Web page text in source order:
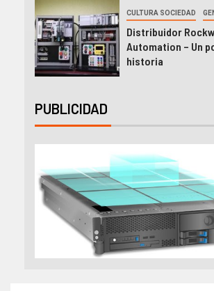
CULTURA SOCIEDAD
Distribuidor
Automation – Un
historia
PUBLICIDAD